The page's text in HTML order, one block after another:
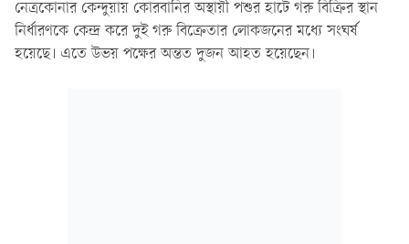
নেত্রকোনার কেন্দুয়ায় কোরবানির অস্থায়ী পশুর হাটে গরু বিক্রির স্থান
নির্ধারণকে কেন্দ্র করে দুই গরু বিক্রেতার লোকজনের মধ্যে সংঘর্ষ
হয়েছে। এতে উভয় পক্ষের অন্তত দুজন আহত হয়েছেন।